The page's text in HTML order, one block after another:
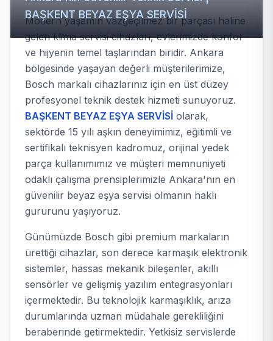
BAŞKENT BEYAZ EŞYA SERVİSİ
Modern yaşamın vazgeçilmez bir parçası haline
gelen klima servisi cihazları, evlerimizde konfor
ve hijyenin temel taşlarından biridir. Ankara
bölgesinde yaşayan değerli müşterilerimize,
Bosch markalı cihazlarınız için en üst düzey
profesyonel teknik destek hizmeti sunuyoruz.
BAŞKENT BEYAZ EŞYA SERVİSİ olarak,
sektörde 15 yılı aşkın deneyimimiz, eğitimli ve
sertifikalı teknisyen kadromuz, orijinal yedek
parça kullanımımız ve müşteri memnuniyeti
odaklı çalışma prensiplerimizle Ankara'nın en
güvenilir beyaz eşya servisi olmanın haklı
gururunu yaşıyoruz.
Günümüzde Bosch gibi premium markaların
ürettiği cihazlar, son derece karmaşık elektronik
sistemler, hassas mekanik bileşenler, akıllı
sensörler ve gelişmiş yazılım entegrasyonları
içermektedir. Bu teknolojik karmaşıklık, arıza
durumlarında uzman müdahale gerekliliğini
beraberinde getirmektedir. Yetkisiz servislerde